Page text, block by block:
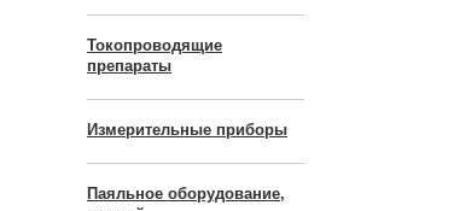
Токопроводящие
препараты
Измерительные приборы
Паяльное оборудование,